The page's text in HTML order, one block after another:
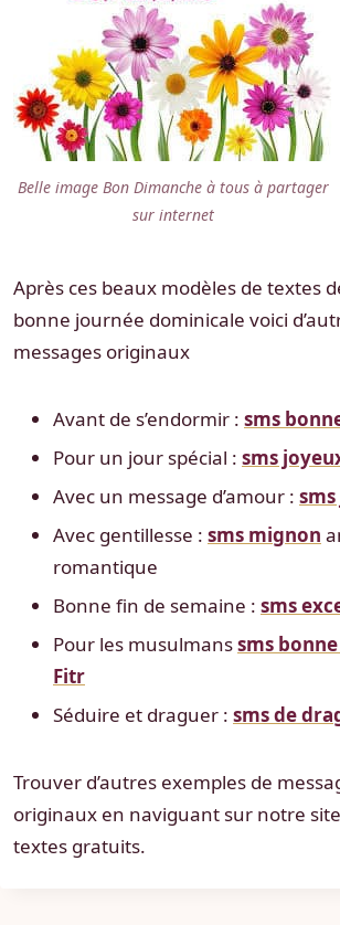
Belle image Bon Dimanche à tous à partager
sur internet
Après ces beaux modèles de textes
bonne journée dominicale voici
messages originaux
Avant de s’endormir : sms
Pour un jour spécial : sms
Avec un message d’amour :
Avec gentillesse : sms mignon
romantique
Bonne fin de semaine : sms
Pour les musulmanssms
Fitr
Séduire et draguer : sms de
Trouver d’autres exemples de
originaux en naviguant sur notre
textes gratuits.